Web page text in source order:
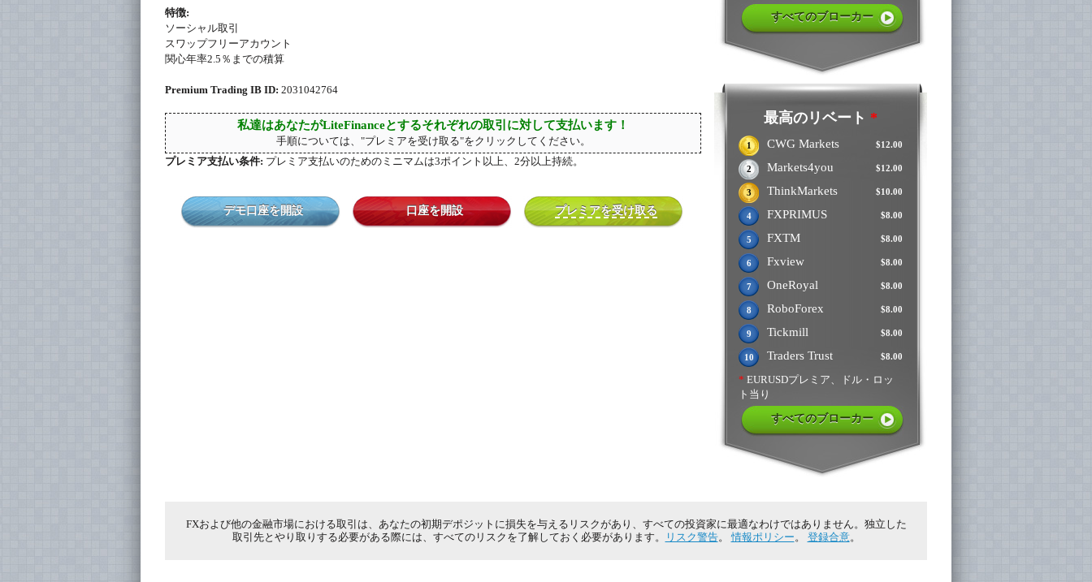
すべてのブローカー
最高のリベート *
$12.00
1 CWG Markets
$12.00
2 Markets4you
$10.00
3 ThinkMarkets
$8.00
4 FXPRIMUS
$8.00
5 FXTM
$8.00
6 Fxview
$8.00
7 OneRoyal
$8.00
8 RoboForex
$8.00
9 Tickmill
$8.00
10 Traders Trust
* EURUSDプレミア、ドル・ロッ
ト当り
すべてのブローカー
特徴:
ソーシャル取引
スワップフリーアカウント
関心年率2.5％までの積算
Premium Trading IB ID: 2031042764
私達はあなたがLiteFinanceとするそれぞれの取引に対して支払います！
手順については、"プレミアを受け取る"をクリックしてください。
プレミア支払い条件: プレミア支払いのためのミニマムは3ポイント以上、2分以上持続。
デモ口座を開設 口座を開設 プレミアを受け取る
FXおよび他の金融市場における取引は、あなたの初期デポジットに損失を与えるリスクがあり、すべての投資家に最適なわけではありません。独立した
取引先とやり取りする必要がある際には、すべてのリスクを了解しておく必要があります。
リスク警告。情報ポリシー。 登録合意。